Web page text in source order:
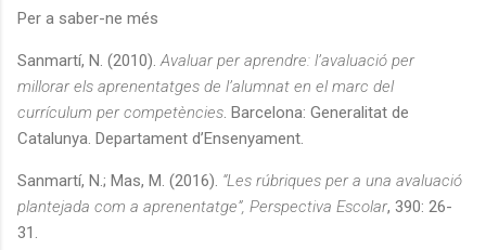
Per a saber-ne més
Sanmartí, N. (2010). Avaluar per aprendre: l’avaluació per
millorar els aprenentatges de l’alumnat en el marc del
currículum per competències . Barcelona: Generalitat de
Catalunya. Departament d’Ensenyament.
Sanmartí, N.; Mas, M. (2016). “Les rúbriques per a una avaluació
plantejada com a aprenentatge”, Perspectiva Escolar, 390: 26-
31.